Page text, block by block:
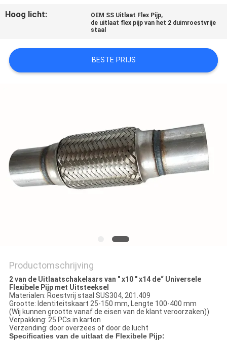
GEVALLEN
SITEMAP
PRIVACY
Hoog licht: OEM SS Uitlaat Flex Pijp,
de uitlaat flex pijp van het 2 duimroestvrije
staal
BESTE PRIJS
Productomschrijving
2 van de Uitlaatschakelaars van " x10 " x14 de“ Universele
Flexibele Pijp met Uitsteeksel
Materialen: Roestvrij staal SUS304, 201.409
Grootte: Identiteitskaart 25-150 mm, Lengte 100-400 mm
(Wij kunnen grootte vanaf de eisen van de klant veroorzaken))
Verpakking: 25 PCs in karton
Verzending: door overzees of door de lucht
Specificaties van de uitlaat de Flexibele Pijp: